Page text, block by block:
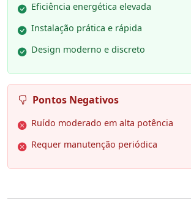
Eficiência energética elevada
Instalação prática e rápida
Design moderno e discreto
Pontos Negativos
Ruído moderado em alta potência
Requer manutenção periódica